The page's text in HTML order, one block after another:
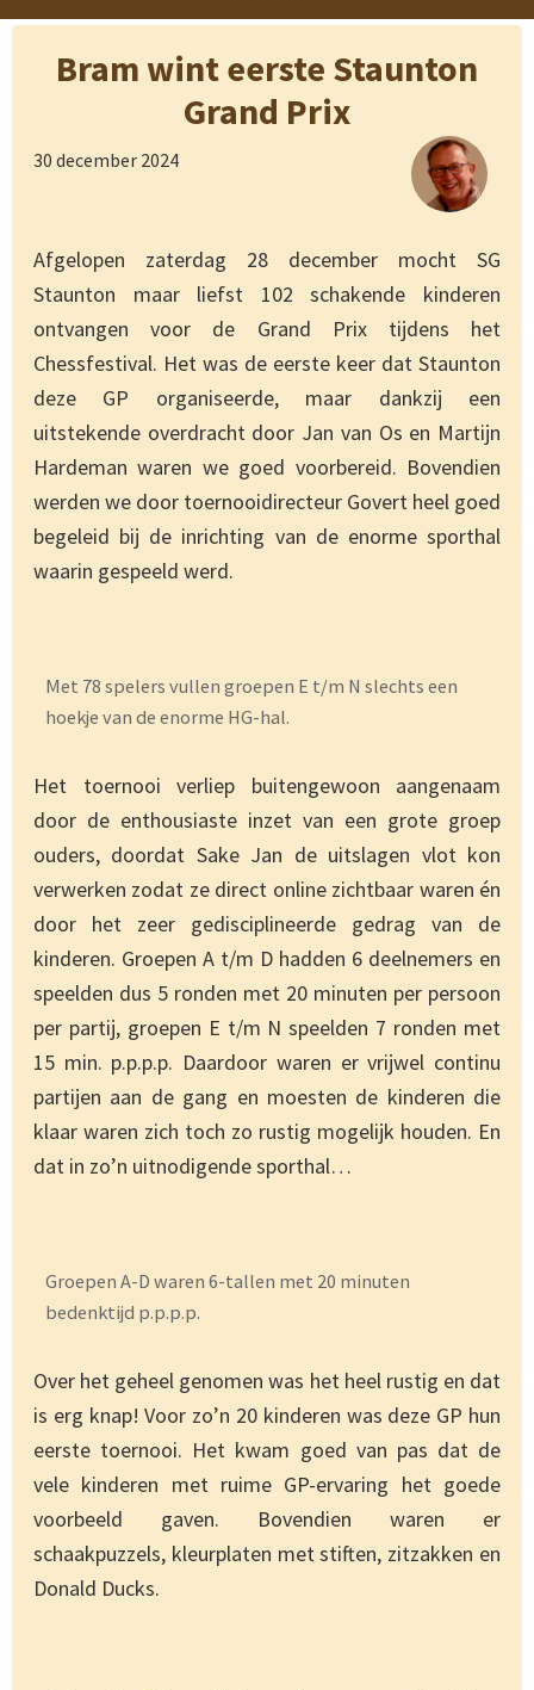
Bram wint eerste Staunton
Grand Prix
30 december 2024
Afgelopen zaterdag 28 december mocht SG
Staunton maar liefst 102 schakende kinderen
ontvangen voor de Grand Prix tijdens het
Chessfestival. Het was de eerste keer dat Staunton
deze GP organiseerde, maar dankzij een
uitstekende overdracht door Jan van Os en Martijn
Hardeman waren we goed voorbereid. Bovendien
werden we door toernooidirecteur Govert heel goed
begeleid bij de inrichting van de enorme sporthal
waarin gespeeld werd.
Met 78 spelers vullen groepen E t/m N slechts een
hoekje van de enorme HG-hal.
Het toernooi verliep buitengewoon aangenaam
door de enthousiaste inzet van een grote groep
ouders, doordat Sake Jan de uitslagen vlot kon
verwerken zodat ze direct online zichtbaar waren én
door het zeer gedisciplineerde gedrag van de
kinderen. Groepen A t/m D hadden 6 deelnemers en
speelden dus 5 ronden met 20 minuten per persoon
per partij, groepen E t/m N speelden 7 ronden met
15 min. p.p.p.p. Daardoor waren er vrijwel continu
partijen aan de gang en moesten de kinderen die
klaar waren zich toch zo rustig mogelijk houden. En
dat in zo’n uitnodigende sporthal…
Groepen A-D waren 6-tallen met 20 minuten
bedenktijd p.p.p.p.
Over het geheel genomen was het heel rustig en dat
is erg knap! Voor zo’n 20 kinderen was deze GP hun
eerste toernooi. Het kwam goed van pas dat de
vele kinderen met ruime GP-ervaring het goede
voorbeeld gaven. Bovendien waren er
schaakpuzzels, kleurplaten met stiften, zitzakken en
Donald Ducks.